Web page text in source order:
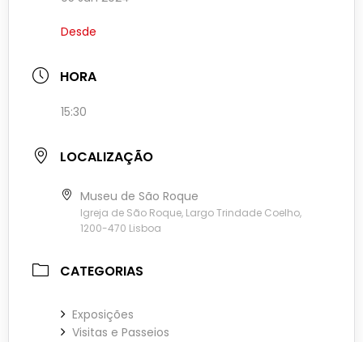
Desde
HORA
15:30
LOCALIZAÇÃO
Museu de São Roque
Igreja de São Roque, Largo Trindade Coelho,
1200-470 Lisboa
CATEGORIAS
Exposições
Visitas e Passeios